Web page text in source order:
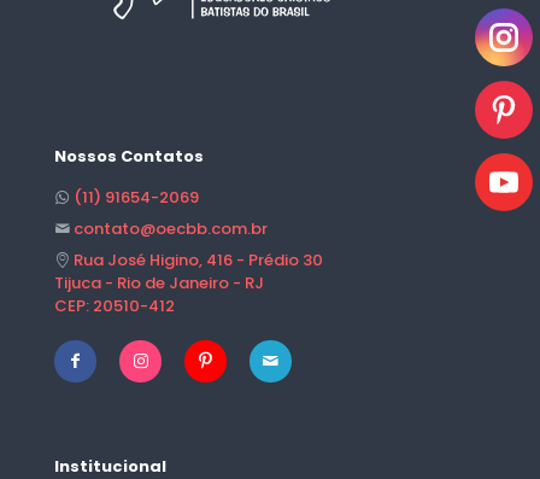
Nossos Contatos
(11) 91654-2069
contato@oecbb.com.br
Rua José Higino, 416 - Prédio 30
Tijuca - Rio de Janeiro - RJ
CEP: 20510-412
Institucional